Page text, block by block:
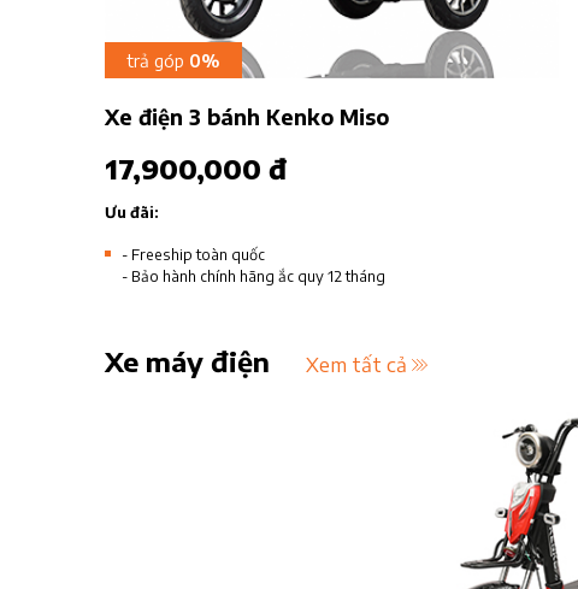
trả góp 0%
Xe điện 3 bánh Kenko Miso
17,900,000 đ
Ưu đãi:
- Freeship toàn quốc
- Bảo hành chính hãng ắc quy 12 tháng
Xe máy điện Xem tất cả